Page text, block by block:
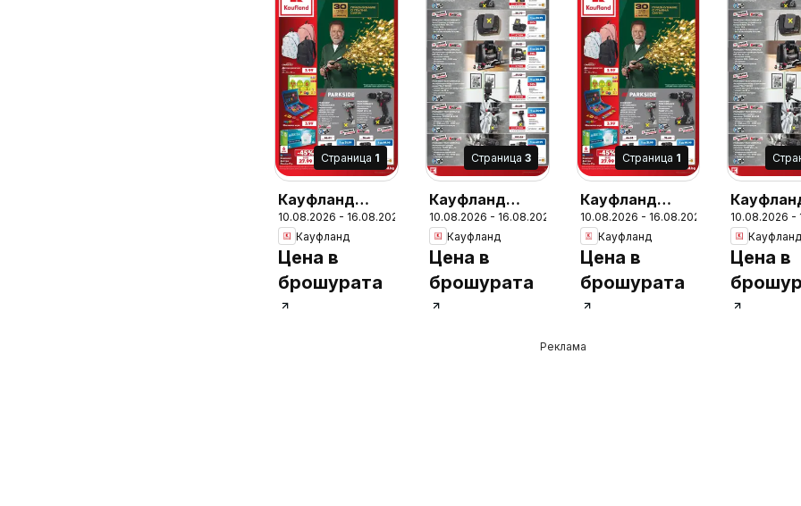
Cтраница 1
Кауфланд
брошура
София - Мега
оферти
10.08.2026 - 16.08.2026
Кауфланд
Цена в
брошурата
Cтраница 3
Кауфланд
брошура
София - Мега
оферти
10.08.2026 - 16.08.2026
Кауфланд
Цена в
брошурата
Cтраница 1
Кауфланд
брошура
Сливен - Мега
оферти
10.08.2026 - 16.08.2026
Кауфланд
Цена в
брошурата
брошура
Сливен -
оферти
10.08.2026 -
Кауфланд
Цена в
Реклама